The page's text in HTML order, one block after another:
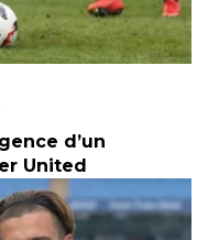
d’un
United